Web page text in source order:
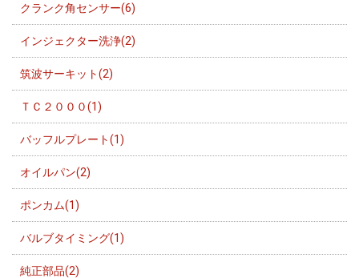
クランク角センサー(6)
インジェクター洗浄(2)
筑波サーキット(2)
ＴＣ２０００(1)
バッフルプレート(1)
オイルパン(2)
ポンカム(1)
バルブタイミング(1)
純正部品(2)